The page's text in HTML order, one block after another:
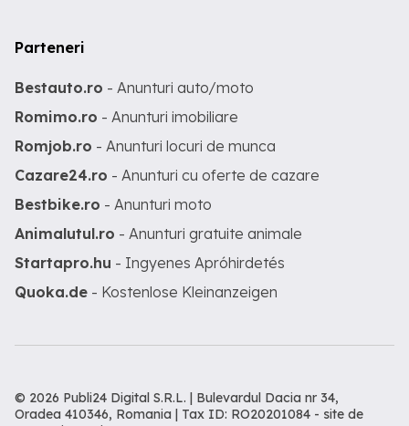
Parteneri
Bestauto.ro - Anunturi auto/moto
Romimo.ro - Anunturi imobiliare
Romjob.ro - Anunturi locuri de munca
Cazare24.ro - Anunturi cu oferte de cazare
Bestbike.ro - Anunturi moto
Animalutul.ro - Anunturi gratuite animale
Startapro.hu - Ingyenes Apróhirdetés
Quoka.de - Kostenlose Kleinanzeigen
© 2026 Publi24 Digital S.R.L. | Bulevardul Dacia nr 34,
Oradea 410346, Romania | Tax ID: RO20201084 - site de